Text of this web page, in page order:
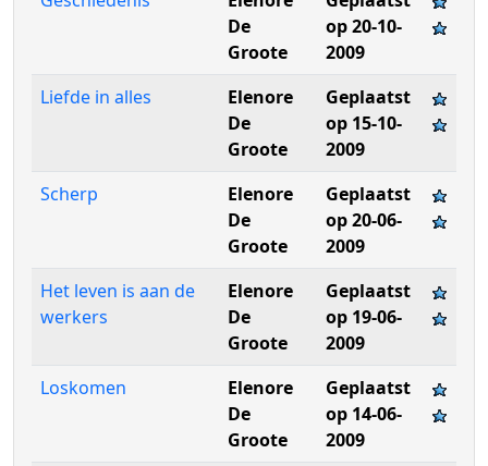
De
Groote
op 20-10-
2009
Liefde in alles
Elenore
De
Groote
Geplaatst
op 15-10-
2009
Scherp
Elenore
De
Groote
Geplaatst
op 20-06-
2009
Het leven is aan de
werkers
Elenore
De
Groote
Geplaatst
op 19-06-
2009
Loskomen
Elenore
De
Groote
Geplaatst
op 14-06-
2009